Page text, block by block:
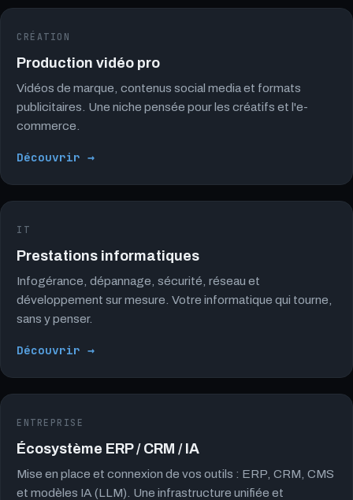
CRÉATION
Production vidéo pro
Vidéos de marque, contenus social media et formats
publicitaires. Une niche pensée pour les créatifs et l'e-
commerce.
Découvrir →
IT
Prestations informatiques
Infogérance, dépannage, sécurité, réseau et
développement sur mesure. Votre informatique qui tourne,
sans y penser.
Découvrir →
ENTREPRISE
Écosystème ERP / CRM / IA
Mise en place et connexion de vos outils : ERP, CRM, CMS
et modèles IA (LLM). Une infrastructure unifiée et